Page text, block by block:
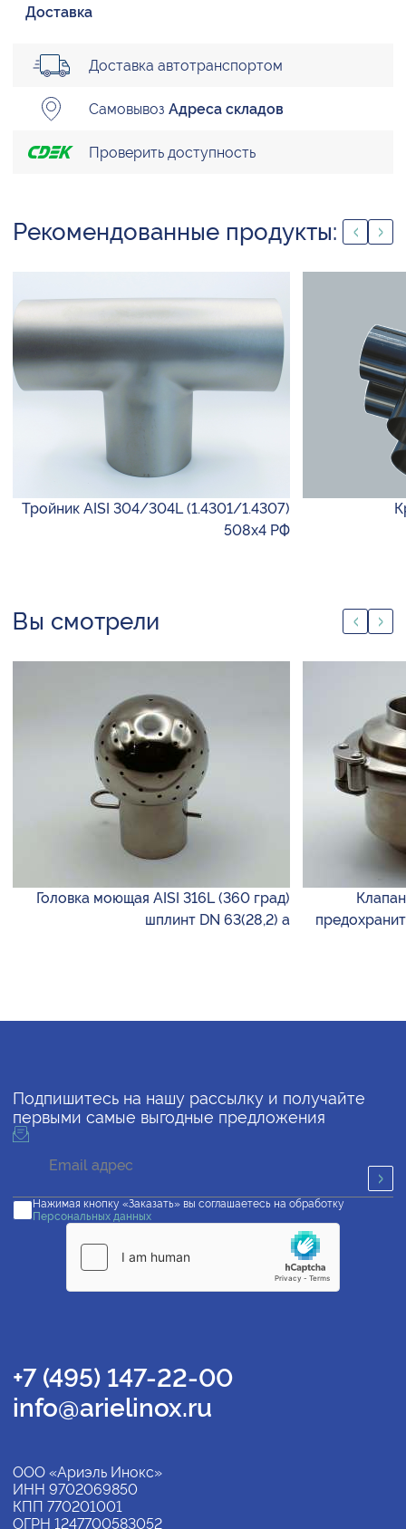
Доставка
Доставка автотранспортом
Самовывоз Адреса складов
Проверить доступность
Рекомендованные продукты:
Тройник AISI 304/304L (1.4301/1.4307)
508х4 РФ
Вы смотрели
Головка моющая AISI 316L (360 град)
шплинт DN 63(28,2) а
Подпишитесь на нашу рассылку и получайте
первыми самые выгодные предложения
Нажимая кнопку «Заказать» вы соглашаетесь на обработку
Персональных данных
+7 (495) 147-22-00
info@arielinox.ru
ООО «Ариэль Инокс»
ИНН 9702069850
КПП 770201001
ОГРН 1247700583052